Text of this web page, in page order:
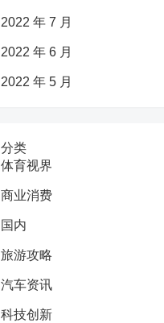
2022 年 7 月
2022 年 6 月
2022 年 5 月
分类
体育视界
商业消费
国内
旅游攻略
汽车资讯
科技创新